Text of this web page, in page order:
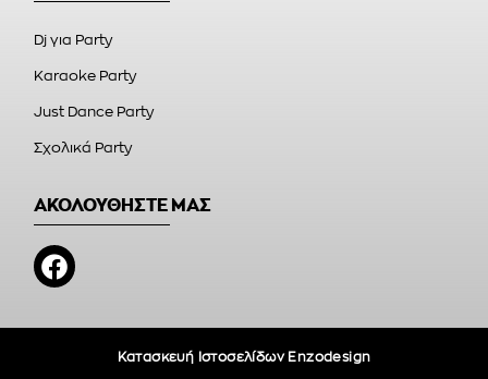
Dj για Party
Karaoke Party
Just Dance Party
Σχολικά Party
ΑΚΟΛΟΥΘΗΣΤΕ ΜΑΣ
Κατασκευή Ιστοσελίδων Enzodesign